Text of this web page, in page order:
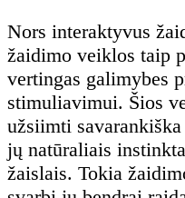
Nors interaktyvus
žaidimo veiklos taip
vertingas galimybes
stimuliavimui. Šios
užsiimti
jų natūraliais
žaislais. Tokia